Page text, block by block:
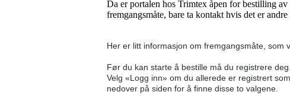
Da er portalen hos Trimtex åpen for bestilling
fremgangsmåte, bare ta kontakt hvis det er andre
Her er litt informasjon om fremgangsmåte,
Før du kan starte å bestille må du registrere deg.
Velg «Logg inn» om du allerede er registrert
nedover på siden for å finne disse to valgene.